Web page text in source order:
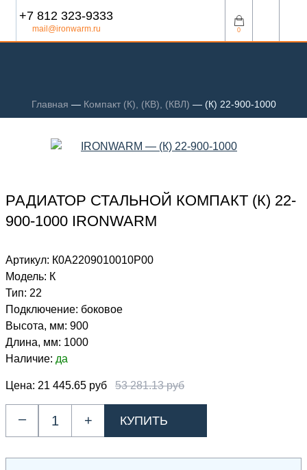
+7 812 323-9333
mail@ironwarm.ru 0
Главная — Компакт (К), (КВ), (КВЛ) — (К) 22-900-1000
РАДИАТОР СТАЛЬНОЙ КОМПАКТ (К) 22-
900-1000 IRONWARM
Артикул: К0А2209010010P00
Модель: К
Тип: 22
Подключение: боковое
Высота, мм: 900
Длина, мм: 1000
Наличие: да
Цена: 21 445.65 руб 53 281.13 руб
– +